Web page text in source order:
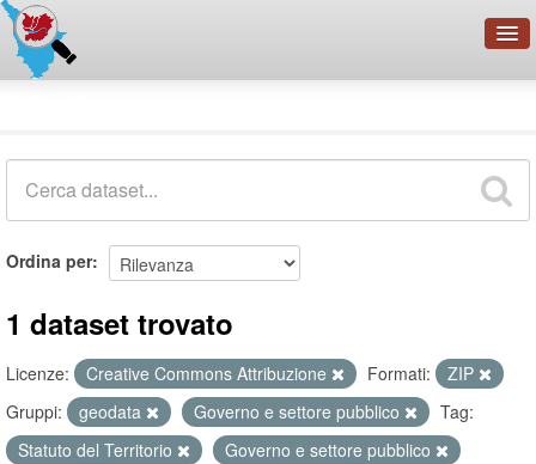
Organizzazioni
Ordina per
1 dataset trovato
Licenze: Creative Commons Attribuzione Formati:
ZIP
Gruppi:
geodata Governo e settore pubblico
Tag:
Statuto del Territorio
Governo e settore pubblico